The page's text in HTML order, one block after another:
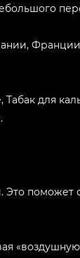
для
поможет